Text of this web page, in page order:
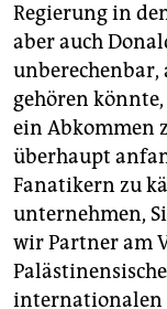
Regierung in
aber auch
unberechenbar,
gehören
ein Abkommen
überhaupt
Fanatikern zu
unternehmen,
wir Partner am
internationalen